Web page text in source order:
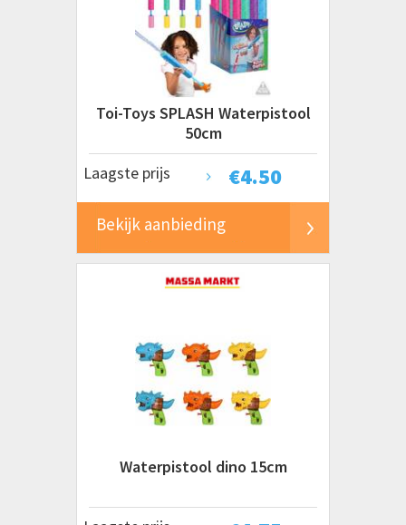
Toi-Toys SPLASH Waterpistool
50cm
€4.50
Laagste prijs
Bekijk aanbieding
Waterpistool dino 15cm